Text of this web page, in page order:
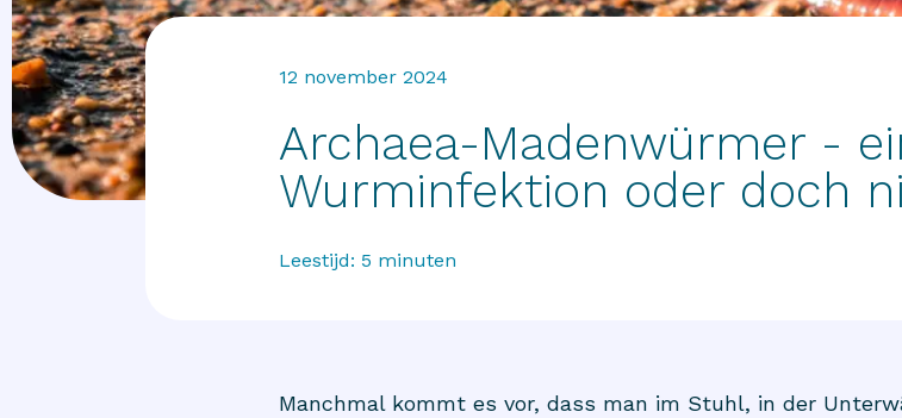
12 november 2024
Archaea-Madenwürmer -
Wurminfektion oder doch
Leestijd: 5 minuten
Manchmal kommt es vor, dass man im Stuhl, in der